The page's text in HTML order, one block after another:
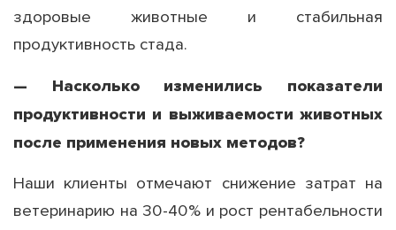
здоровые животные и стабильная
продуктивность стада.
— Насколько изменились показатели
продуктивности и выживаемости животных
после применения новых методов?
Наши клиенты отмечают снижение затрат на
ветеринарию на 30-40% и рост рентабельности